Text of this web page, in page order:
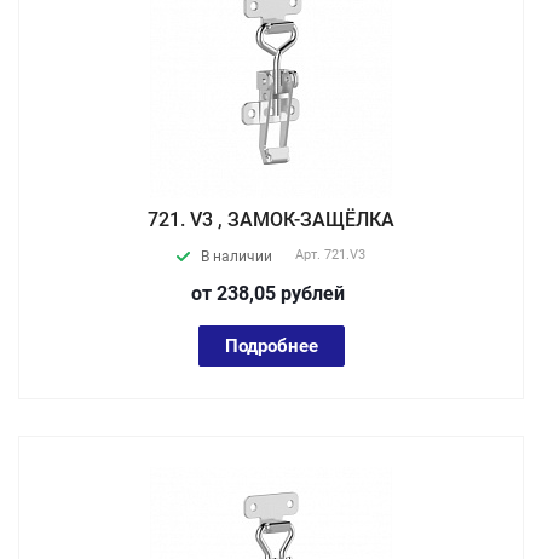
721. V3 , ЗАМОК-ЗАЩЁЛКА
В наличии Арт. 721.V3
от 238,05 рублей
Подробнее